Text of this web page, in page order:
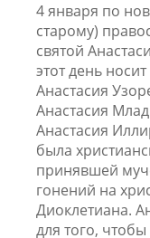
4 января по
старому)
святой
этот день
Анастасия
Анастасия
Анастасия
была
принявшей
гонений на
Диоклетиана.
для того,